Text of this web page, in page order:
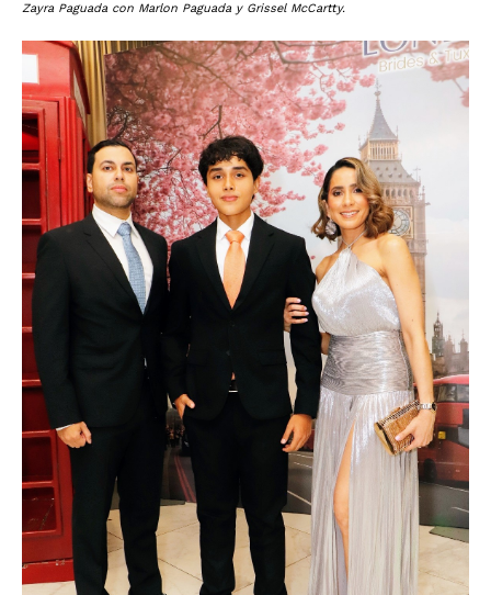
Zayra Paguada con Marlon Paguada y Grissel McCartty.